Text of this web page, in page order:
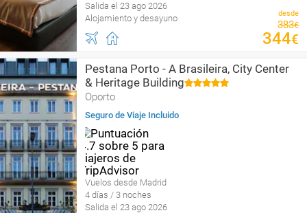
Salida el 23 ago 2026
Alojamiento y desayuno
desde
383€
344€
Pestana Porto - A Brasileira, City Center
& Heritage Building
Oporto
Seguro de Viaje Incluido
Vuelos desde Madrid
4 días / 3 noches
Salida el 23 ago 2026